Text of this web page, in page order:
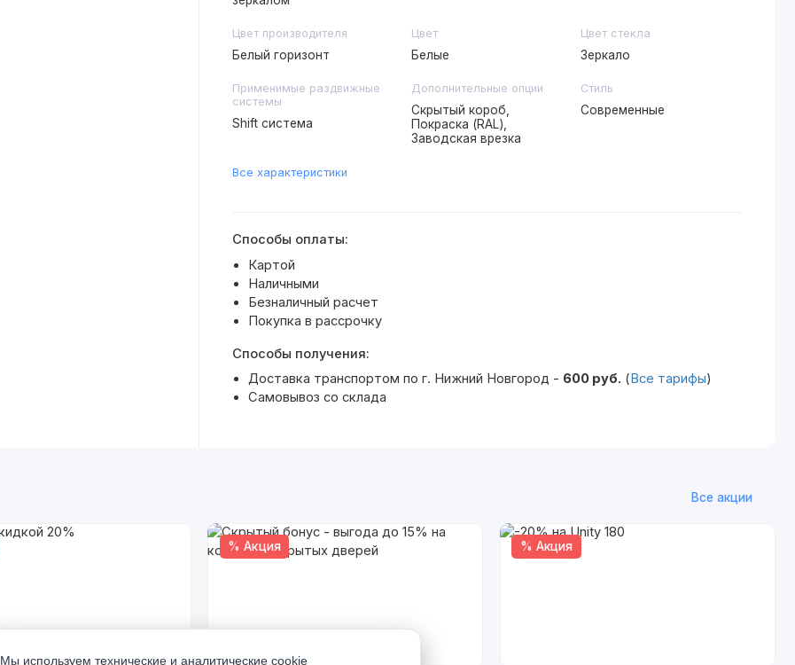
Цвет производителя
Белый горизонт
Цвет
Белые
Цвет стекла
Зеркало
Применимые раздвижные
системы
Shift система
Дополнительные опции
Скрытый короб,
Покраска (RAL),
Заводская врезка
Стиль
Современные
Все характеристики
Способы оплаты:
Картой
Наличными
Безналичный расчет
Покупка в рассрочку
Способы получения:
Доставка транспортом по г. Нижний Новгород - 600 руб. (Все тарифы)
Самовывоз со склада
Все акции
% Акция % Акция
Мы используем технические и аналитические cookie